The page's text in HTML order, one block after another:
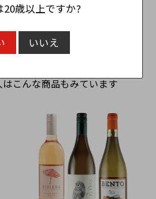
に入れる
こんな商品もみています
20歳以上ですか?
いいえ